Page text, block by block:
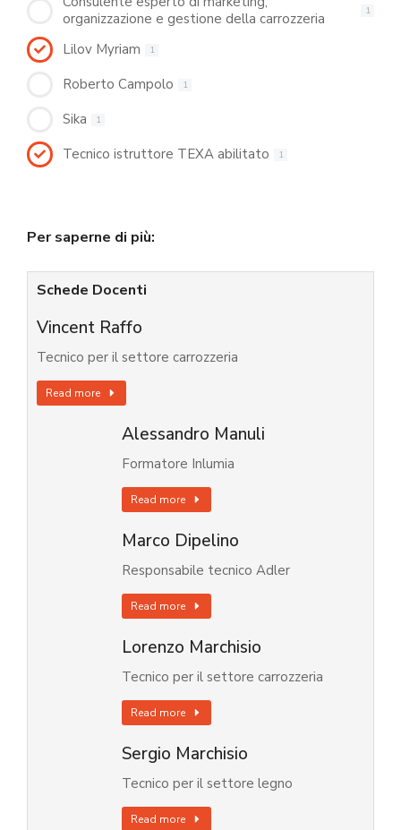
organizzazione e gestione della carrozzeria
1
Lilov Myriam 1
Roberto Campolo 1
Sika 1
Tecnico istruttore TEXA abilitato 1
Per saperne di più:
Schede Docenti
Vincent Raffo
Tecnico per il settore carrozzeria
Read more
Alessandro Manuli
Formatore Inlumia
Read more
Marco Dipelino
Responsabile tecnico Adler
Read more
Lorenzo Marchisio
Tecnico per il settore carrozzeria
Read more
Sergio Marchisio
Tecnico per il settore legno
Read more